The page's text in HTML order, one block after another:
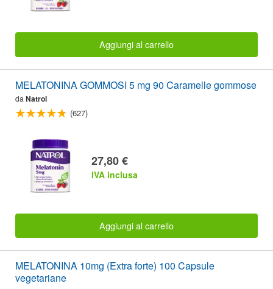
Aggiungi al carrello
MELATONINA GOMMOSI 5 mg 90 Caramelle gommose
da Natrol
(627)
27,80 €
IVA inclusa
Aggiungi al carrello
MELATONINA 10mg (Extra forte) 100 Capsule
vegetariane